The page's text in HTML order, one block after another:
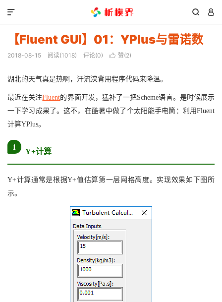
 

【Fluent GUI】01：YPlus与雷诺数
2018-08-15 阅读(1018) 评论(0)  赞(2)
湖北的天气真是热啊，汗流浃背用程序代码来降温。
最近在关注Fluent的界面开发，猛补了一把Scheme语言。是时候展示
一下学习成果了。这不，在酷暑中做了个太阳能手电筒：利用Fluent
计算YPlus。
1 Y+计算
Y+计算通常是根据Y+值估算第一层网格高度。实现效果如下图所
示。